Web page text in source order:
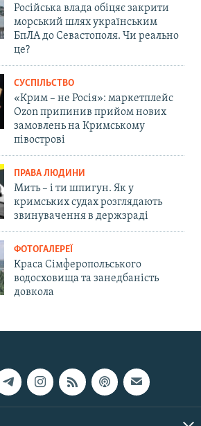
Російська влада обіцяє закрити
морський шлях українським
БпЛА до Севастополя. Чи реально
це?
СУСПІЛЬСТВО
«Крим – не Росія»: маркетплейс
Ozon припинив прийом нових
замовлень на Кримському
півострові
ПРАВА ЛЮДИНИ
Мить – і ти шпигун. Як у
кримських судах розглядають
звинувачення в держзраді
ФОТОГАЛЕРЕЇ
Краса Сімферопольського
водосховища та занедбаність
довкола